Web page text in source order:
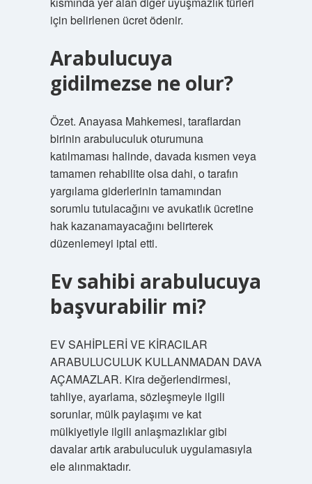
için belirlenen ücret ödenir.
Arabulucuya
gidilmezse ne olur?
Özet. Anayasa Mahkemesi, taraflardan
birinin arabuluculuk oturumuna
katılmaması halinde, davada kısmen veya
tamamen rehabilite olsa dahi, o tarafın
yargılama giderlerinin tamamından
sorumlu tutulacağını ve avukatlık ücretine
hak kazanamayacağını belirterek
düzenlemeyi iptal etti.
Ev sahibi arabulucuya
başvurabilir mi?
EV SAHİPLERİ VE KİRACILAR
ARABULUCULUK KULLANMADAN DAVA
AÇAMAZLAR. Kira değerlendirmesi,
tahliye, ayarlama, sözleşmeyle ilgili
sorunlar, mülk paylaşımı ve kat
mülkiyetiyle ilgili anlaşmazlıklar gibi
davalar artık arabuluculuk uygulamasıyla
ele alınmaktadır.